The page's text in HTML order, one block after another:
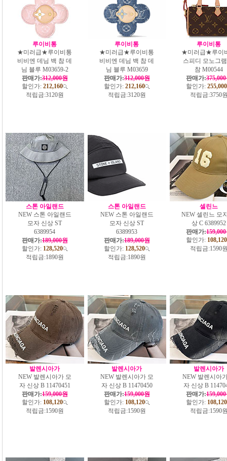
루이비통
★미러급★루이비통
비비엔 데님 백 참 데
님 블루 M03659-2
판매가:312,000원
할인가: 212,160
적립금:3120원
루이비통
★미러급★루이비통
비비엔 데님 백 참 데
님 블루 M03659
판매가:312,000원
할인가: 212,160
적립금:3120원
루이비통
★미러급★루이
스피디 모노그
참 M00544
판매가:
할인가: 255,000
적립금:3750
스톤 아일랜드
NEW 스톤 아일랜드
모자 신상 ST
6389954
판매가:189,000원
할인가: 128,520
적립금:1890원
스톤 아일랜드
NEW 스톤 아일랜드
모자 신상 ST
6389953
판매가:189,000원
할인가: 128,520
적립금:1890원
셀린느
NEW 셀린느 모
상 C 6389952
판매가:
할인가: 108,120
적립금:1590
발렌시아가
NEW 발렌시아가 모
자 신상 B 11470451
판매가:159,000원
할인가: 108,120
적립금:1590원
발렌시아가
NEW 발렌시아가 모
자 신상 B 11470450
판매가:159,000원
할인가: 108,120
적립금:1590원
발렌시아가
NEW 발렌시아
자 신상 B
판매가:
할인가: 108,120
적립금:1590